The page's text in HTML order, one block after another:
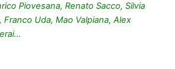
Piovesana, Renato Sacco, Silvia
Franco Uda, Mao Valpiana, Alex